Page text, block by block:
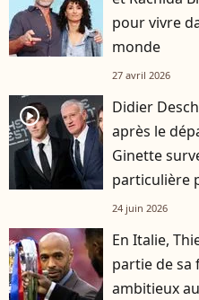
pour vivre
monde
27 avril 2026
player2
Didier
après le
Ginette
particulière
24 juin 2026
En Italie,
partie de
ambitieux